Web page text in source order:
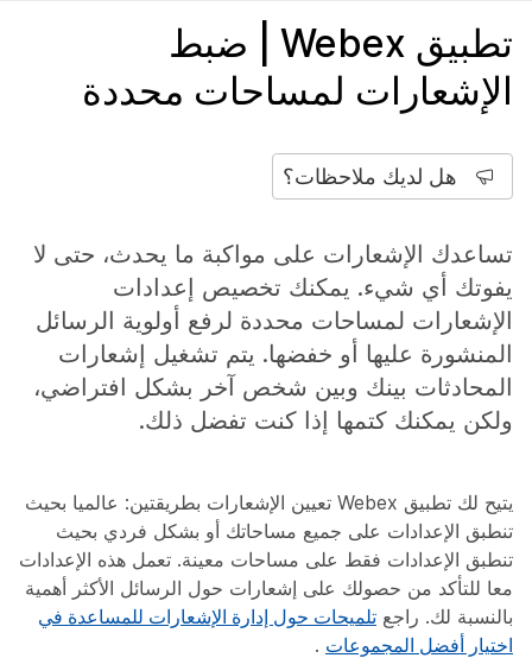
تطبيق Webex | ضبط
الإشعارات لمساحات محددة
هل لديك ملاحظات؟
تساعدك الإشعارات على مواكبة ما يحدث، حتى لا
يفوتك أي شيء. يمكنك تخصيص إعدادات
الإشعارات لمساحات محددة لرفع أولوية الرسائل
المنشورة عليها أو خفضها. يتم تشغيل إشعارات
المحادثات بينك وبين شخص آخر بشكل افتراضي،
ولكن يمكنك كتمها إذا كنت تفضل ذلك.
يتيح لك تطبيق Webex تعيين الإشعارات بطريقتين: عالميا بحيث
تنطبق الإعدادات على جميع مساحاتك أو بشكل فردي بحيث
تنطبق الإعدادات فقط على مساحات معينة. تعمل هذه الإعدادات
معا للتأكد من حصولك على إشعارات حول الرسائل الأكثر أهمية
بالنسبة لك. راجع تلميحات حول إدارة الإشعارات للمساعدة في
اختيار أفضل المجموعات .